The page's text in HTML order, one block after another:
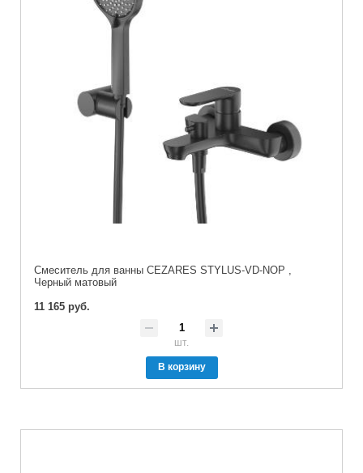
Смеситель для ванны CEZARES STYLUS-VD-NOP ,
Черный матовый
11 165 руб.
шт.
В корзину